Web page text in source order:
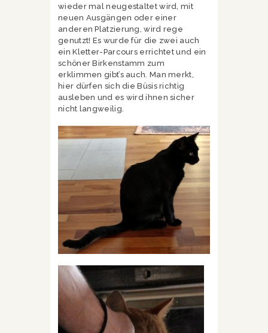
wieder mal neugestaltet wird, mit
neuen Ausgängen oder einer
anderen Platzierung, wird rege
genutzt! Es wurde für die zwei auch
ein Kletter-Parcours errichtet und ein
schöner Birkenstamm zum
erklimmen gibt’s auch. Man merkt,
hier dürfen sich die Büsis richtig
ausleben und es wird ihnen sicher
nicht langweilig.